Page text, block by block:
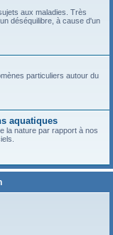
aux maladies. Très
déséquilibre, à cause d'un
particuliers autour du
aquatiques
la nature par rapport à nos